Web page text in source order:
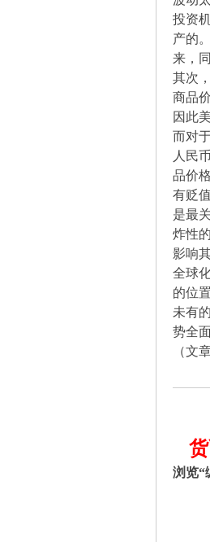
投资
产的
来，
其次
商品
因此
而对
人民
品价
有贬
是最
炸性
影响
全球
的位
未有
势全
（文
浏览“